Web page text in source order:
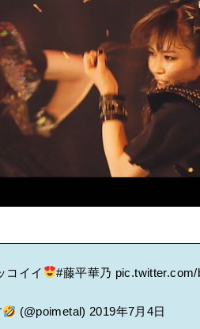
コイイ #藤平華乃
(@poimetal)2019年7月4日